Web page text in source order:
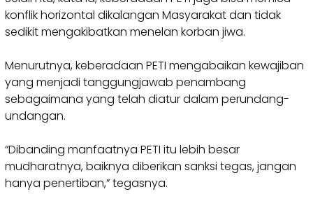
konflik horizontal dikalangan Masyarakat dan tidak
sedikit mengakibatkan menelan korban jiwa.
‎Menurutnya, keberadaan PETI mengabaikan kewajiban
yang menjadi tanggungjawab penambang
sebagaimana yang telah diatur dalam perundang-
undangan.
‎“Dibanding manfaatnya PETI itu lebih besar
mudharatnya, baiknya diberikan sanksi tegas, jangan
hanya penertiban,” tegasnya.